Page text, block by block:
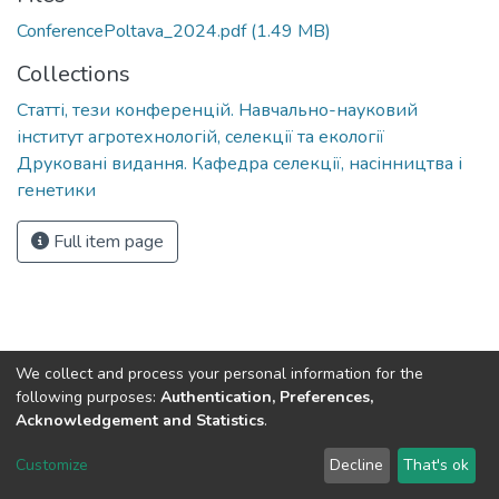
ConferencePoltava_2024.pdf(1.49 MB)
Collections
Статті, тези конференцій. Навчально-науковий
інститут агротехнологій, селекції та екології
Друковані видання. Кафедра селекції, насінництва і
генетики
Full item page
DSpace software copyright © 2002-2026 LYRASIS
Send Feedback
We collect and process your personal information for the
following purposes: Authentication, Preferences,
Acknowledgement and Statistics.
Customize Decline That's ok